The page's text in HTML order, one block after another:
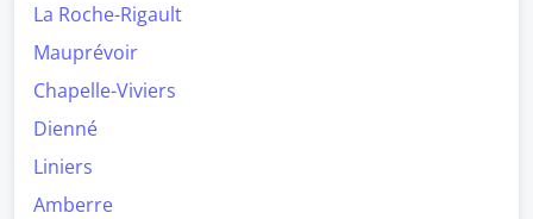
La Roche-Rigault
Mauprévoir
Chapelle-Viviers
Dienné
Liniers
Amberre